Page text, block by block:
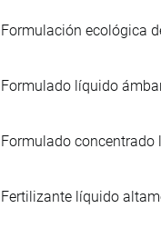
Formulación ecológica
Formulado líquido
Formulado
Fertilizante líquido